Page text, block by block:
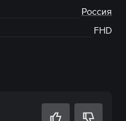
Россия
FHD